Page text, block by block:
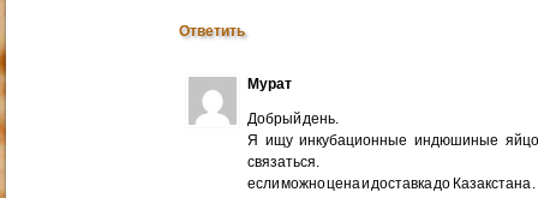
Ответить
Мурат
Добрый день.
Я ищу инкубационные индюшиные
связаться.
если можно цена и доставка до Казакстана .